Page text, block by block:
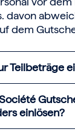
davon
dem
Teilbeträge
einlösen?